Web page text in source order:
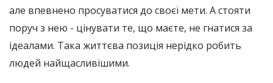
але впевнено просуватися до своєї мети. А стояти
поруч з нею - цінувати те, що маєте, не гнатися за
ідеалами. Така життєва позиція нерідко робить
людей найщасливішими.